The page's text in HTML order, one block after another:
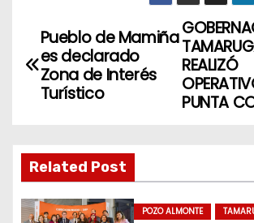
N
a
g
a
REALIZÓ
PUNTA
Pueblo de Mamiña
es declarado
Zona de Interés
Turístico
Related Post
POZO ALMONTE